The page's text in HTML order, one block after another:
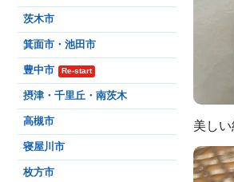
美し
茨木市
箕面市・池田市
豊中市 Re-start
摂津・千里丘・南茨木
高槻市
寝屋川市
枚方市